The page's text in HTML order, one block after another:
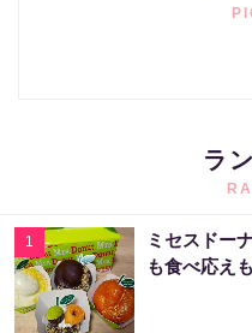
ラ
1
ミセスドー
も食べ応え